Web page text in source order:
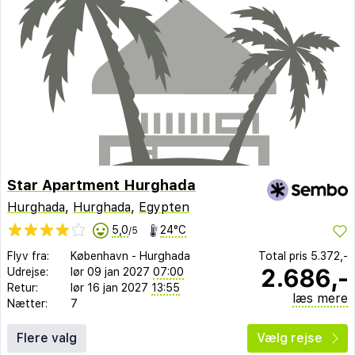
Star Apartment Hurghada
Hurghada, Hurghada, Egypten
5,0/5 24°C
Flyv fra: København - Hurghada
Udrejse:
lør 09 jan 2027 07:00
Retur:
lør 16 jan 2027 13:55
Nætter:
7
Total pris 5.372,-
2.686,-
læs mere
Flere valg Vælg rejse